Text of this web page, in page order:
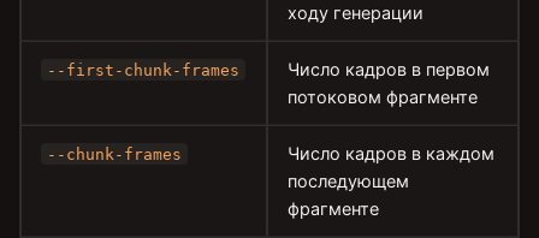
ходу генерации
--first-chunk-frames
Число кадров в первом
потоковом фрагменте
--chunk-frames
Число кадров в каждом
последующем
фрагменте